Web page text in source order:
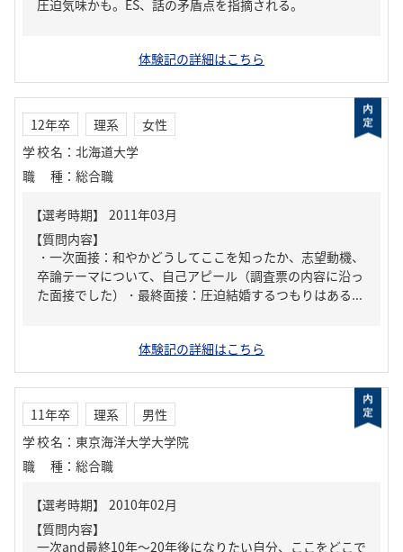
圧迫気味かも。ES、話の矛盾点を指摘される。
体験記の詳細はこちら
12年卒 理系
女性
学校名 ： 北海道大学
職種 ： 総合職
【質問内容】
・一次面接：和やかどうしてここを知ったか、志望動機、
卒論テーマについて、自己アピール（調査票の内容に沿っ
た面接でした）・最終面接：圧迫結婚するつもりはある...
体験記の詳細はこちら
11年卒 理系
男性
学校名 ： 東京海洋大学大学院
職種 ： 総合職
【質問内容】
一次and最終10年～20年後になりたい自分、ここをどこで